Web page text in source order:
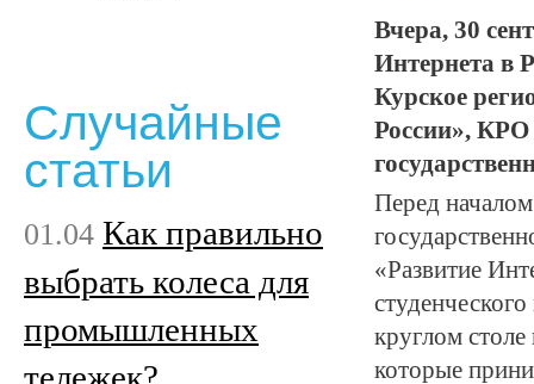
Вчера, 30
Интернета в
Курское
России»,
Перед
«Развитие
круглом
которые
Случайные
статьи
01.04 Как правильно
выбрать колеса для
промышленных